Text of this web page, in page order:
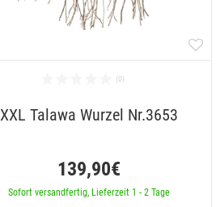
XXL Talawa Wurzel Nr.3653
139,90€
Sofort versandfertig, Lieferzeit 1 - 2 Tage